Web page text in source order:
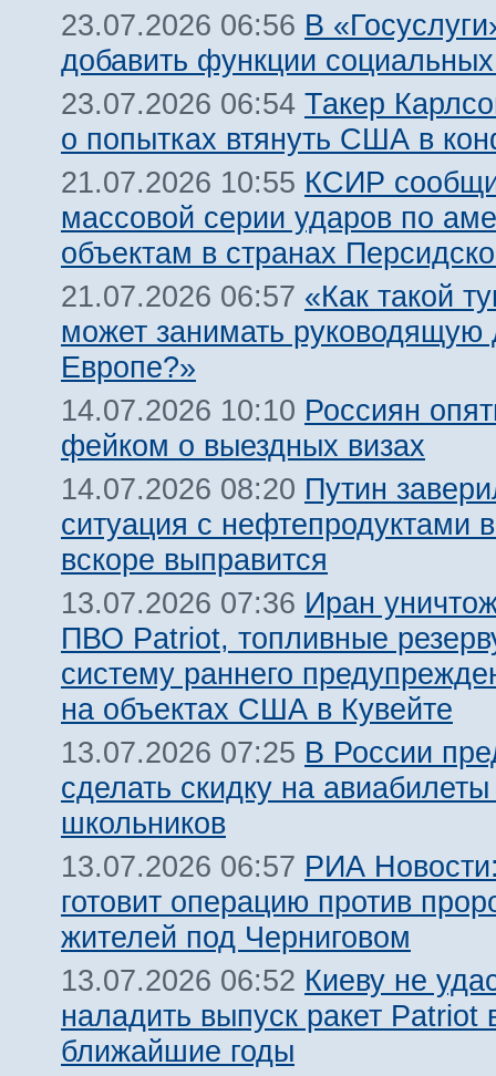
23.07.2026 06:56 В
добавить функции
23.07.2026 06:54 Такер
о попытках втянуть США в
21.07.2026 10:55 КСИР
массовой серии ударов по
объектам в странах
21.07.2026 06:57 «Как такой
может занимать руководящую
Европе?»
14.07.2026 10:10 Россиян
фейком о выездных визах
14.07.2026 08:20 Путин
ситуация с нефтепродуктами
вскоре выправится
13.07.2026 07:36 Иран
ПВО Patriot, топливные
систему раннего
на объектах США в Кувейте
13.07.2026 07:25 В России
сделать скидку на
школьников
13.07.2026 06:57 РИА
готовит операцию против
жителей под Черниговом
13.07.2026 06:52 Киеву не
наладить выпуск ракет Patriot
ближайшие годы